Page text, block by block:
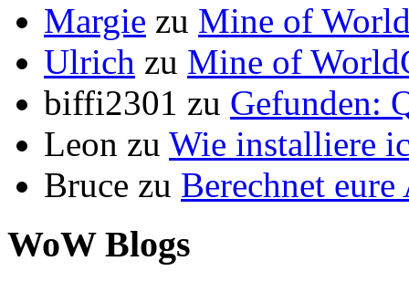
Margie zu Mine of
Ulrich zu Mine of
biffi2301 zu Gefunden:
Leon zu Wie installiere
Bruce zu Berechnet
WoW Blogs